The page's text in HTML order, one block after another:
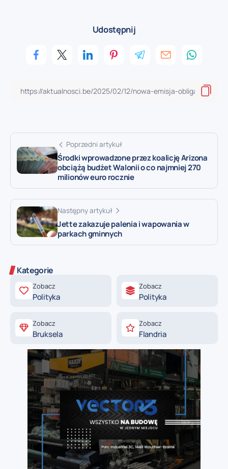
Udostępnij
Poprzedni artykuł
Środki wprowadzone przez koalicję Arizona
obciążą budżet Walonii o co najmniej 270
milionów euro rocznie
Następny artykuł
Jette zakazuje palenia i wapowania w
parkach gminnych
Kategorie
Zobacz
Polityka
Zobacz
Polityka
Zobacz
Bruksela
Zobacz
Flandria